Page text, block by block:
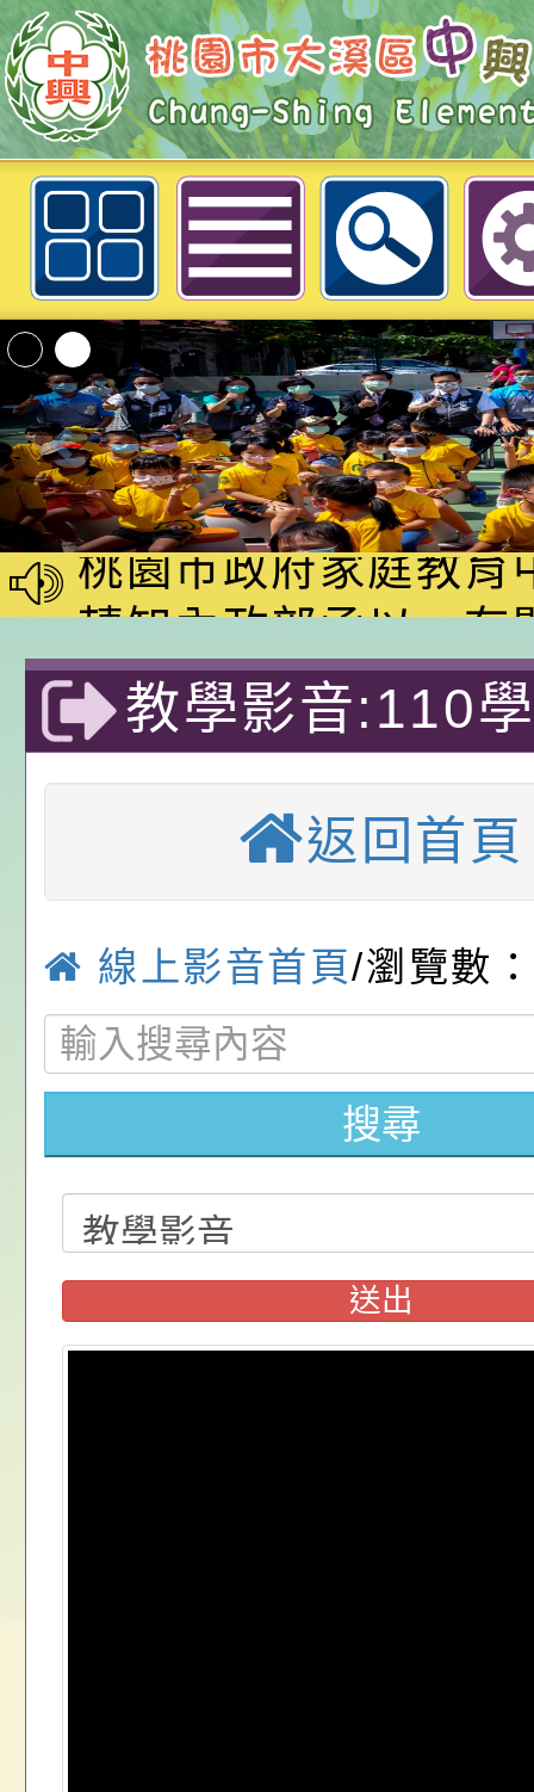
110學年度校長公開觀課
「2026桃園市孔廟
動—儒門初開 智慧
桃園市政府家庭教育
家8月課程資訊」、
電影營」、「祖孫樂
「愛『原原』不絕-
樂會」、「邁向下一
列講座及成長團體
轉知內政部函以，有
員會函釋公務員留職
赴陸應申請許可一案
中興國民小學115學
期第1次第7-9招代課
甄選公告
本校「115學年度國
校課程計畫」核定一
轉知教育部國民及學
辦理「115年度教育
前教育署辦理性別平
置課程與教學人才庫
畫」一案， 請教師
請，請查照。
公告:桃園市政府腸
施問答集
轉知:桃園市交通局
減碳存摺2.0」全民
桃園市政府家庭教育
年度祖孫樂淘桃－祖
祝活動」海報電子檔
位協助鼓勵所屬同仁
關（構）、學校、民
名參加，請查照
轉知有關銓敘部建置
員退休所得重審後實
算器」，公立學校退
亦可利用
「2026桃園市孔廟
動—儒門初開 智慧
桃園市政府家庭教育
家8月課程資訊」、
電影營」、「祖孫樂
「愛『原原』不絕-
轉知內政部函以，有
員會函釋公務員留職
赴陸應申請許可一案
中興國民小學115學
期第1次第7-9招代課
本校「115學年度國
教學影音:110
長公開觀課-優
小
返回首頁
線上影音首頁/瀏覽數
搜尋
送出